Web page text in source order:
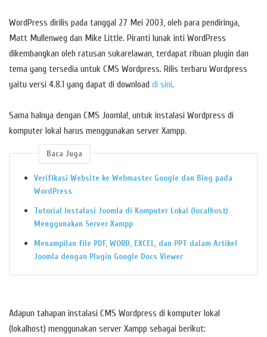
WordPress dirilis pada tanggal 27 Mei 2003, oleh para pendirinya,
Matt Mullenweg dan Mike Little. Piranti lunak inti WordPress
dikembangkan oleh ratusan sukarelawan, terdapat ribuan plugin dan
tema yang tersedia untuk CMS Wordpress. Rilis terbaru Wordpress
yaitu versi 4.8.1 yang dapat di download di sini.
Sama halnya dengan CMS Joomla!, untuk instalasi Wordpress di
komputer lokal harus menggunakan server Xampp.
Baca Juga
Verifikasi Website ke Webmaster Google dan Bing pada
WordPress
Tutorial Instalasi Joomla di Komputer Lokal (localhost)
Menggunakan Server Xampp
Menampilan file PDF, WORD, EXCEL, dan PPT dalam Artikel
Joomla dengan Plugin Google Docs Viewer
Adapun tahapan instalasi CMS Wordpress di komputer lokal
(lokalhost) menggunakan server Xampp sebagai berikut: